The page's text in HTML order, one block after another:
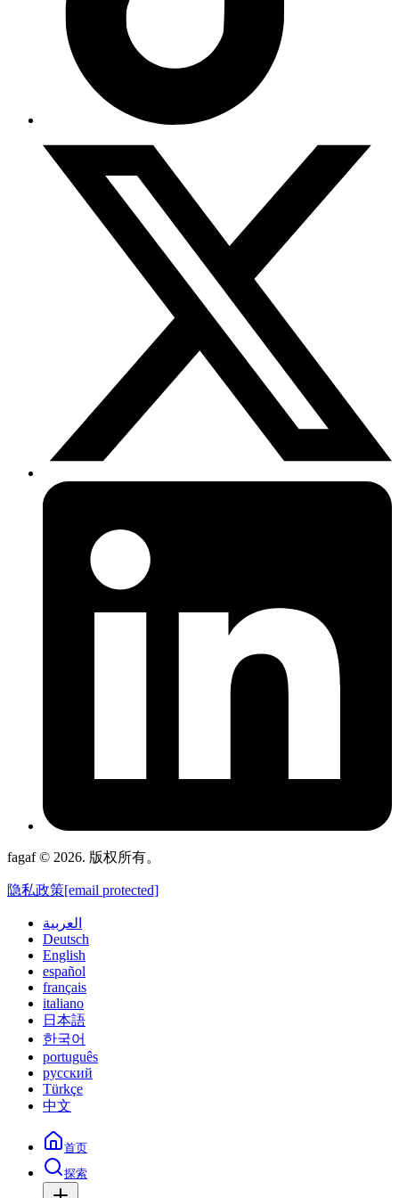
fagaf © 2026. 版权所有。
隐私政策[email protected]
العربية
Deutsch
English
español
français
italiano
日本語
한국어
português
русский
Türkçe
中文
首页
探索